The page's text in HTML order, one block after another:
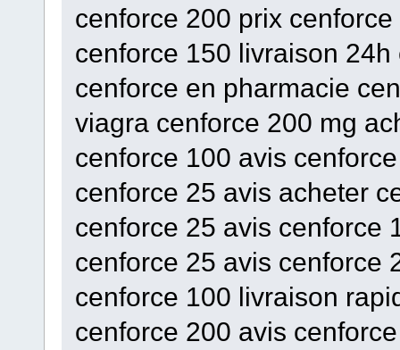
cenforce 200 prix
cenforce 150 livraison
cenforce en pharmacie
viagra cenforce 200 mg
cenforce 100 avis
cenforce 25 avis acheter
cenforce 25 avis cenforce
cenforce 25 avis cenforce
cenforce 100 livraison
cenforce 200 avis